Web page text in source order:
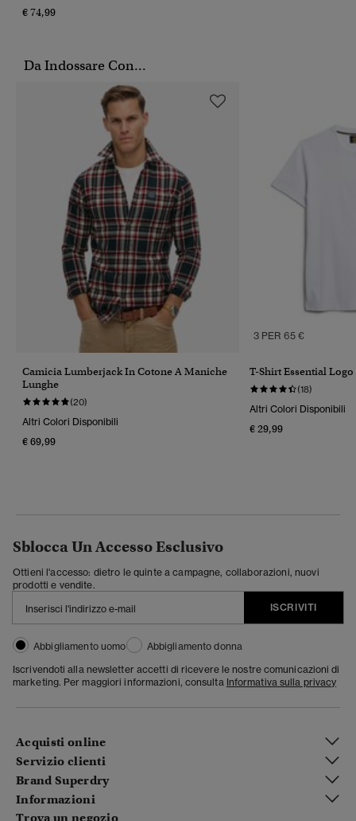
€ 74,99
Da Indossare Con...
Camicia Lumberjack In Cotone A Maniche
Lunghe
(20)
Altri Colori Disponibili
€ 69,99
3 PER 65 €
T-Shirt Essential Logo
(18)
Altri Colori Disponibili
€ 29,99
Sblocca Un Accesso Esclusivo
Ottieni l'accesso: dietro le quinte a campagne, collaborazioni, nuovi
prodotti e vendite.
ISCRIVITI
Abbigliamento uomo
Abbigliamento donna
Iscrivendoti alla newsletter accetti di ricevere le nostre comunicazioni di
marketing. Per maggiori informazioni, consulta Informativa sulla privacy
Acquisti online
Servizio clienti
Brand Superdry
Informazioni
Trova un negozio